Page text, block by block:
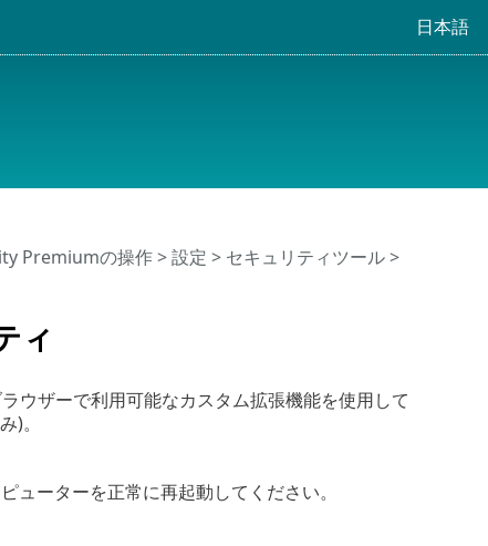
日本語
ィ
Premiumの操作>設定 > セキュリティツール>
ウザーで利用可能なカスタム拡張機能を使用して
)。
ーターを正常に再起動してください。